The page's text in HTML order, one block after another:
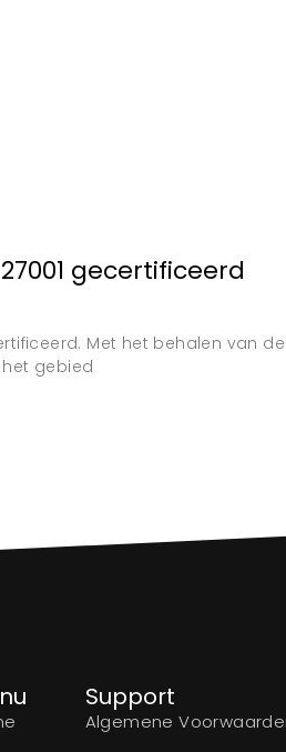
gecertificeerd
Met het behalen van
gebied
Support
Algemene